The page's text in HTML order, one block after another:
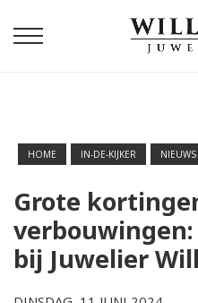
HOME IN-DE-KIJKER NIEUWS
Grote
bij Juwelier